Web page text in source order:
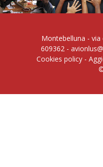
Montebelluna - via
609362 -
Cookies policy -